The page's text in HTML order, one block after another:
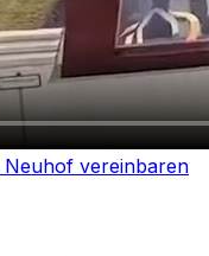
Neuhof vereinbaren